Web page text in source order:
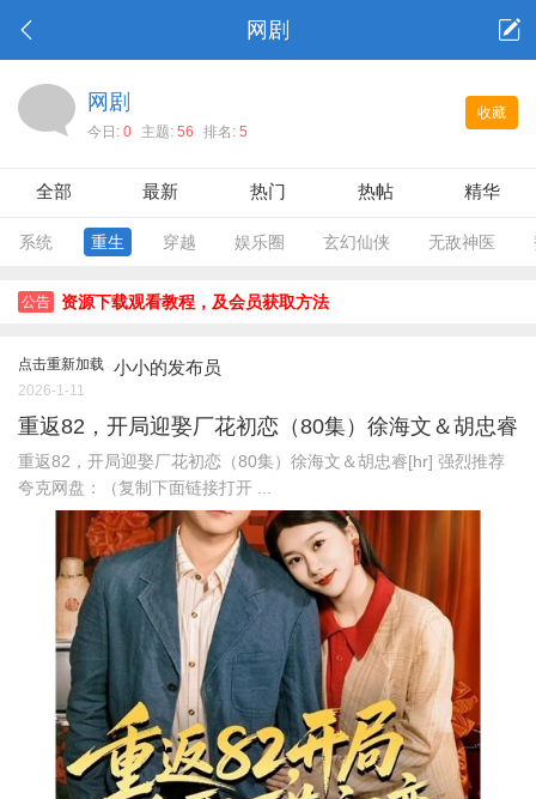
网剧
收藏
网剧
今日: 0 主题: 56 排名: 5
全部 最新 热门 热帖 精华
系统 重生 穿越 娱乐圈 玄幻仙侠 无敌神医
公告 资源下载观看教程，及会员获取方法
点击重新加载 小小的发布员
2026-1-11
重返82，开局迎娶厂花初恋（80集）徐海文＆胡忠睿
重返82，开局迎娶厂花初恋（80集）徐海文＆胡忠睿[hr] 强烈推荐
夸克网盘：（复制下面链接打开 ...